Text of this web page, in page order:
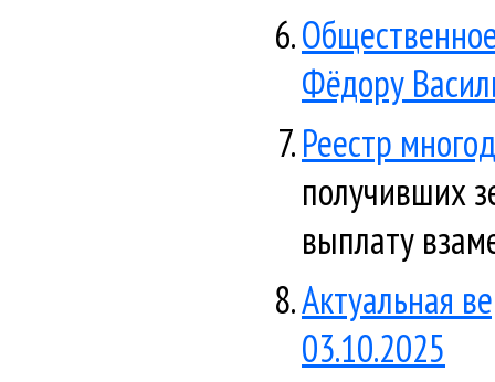
Фёдору
Реестр
получивших
выплату
Актуальная
03.10.2025